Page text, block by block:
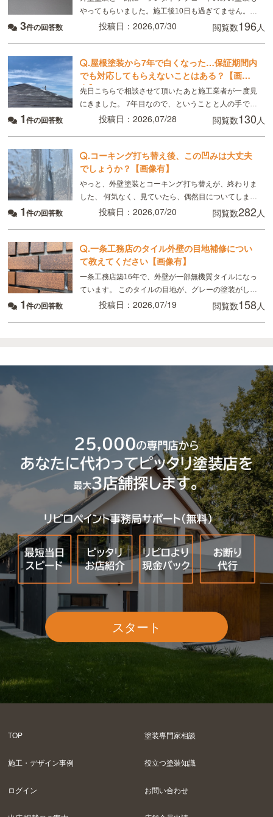
やってもらいました。施工後10日も過ぎてません。こ
れは普通ですか？
3件の回答数 投稿日：2026,07/30 閲覧数196人
.屋根塗装から7年で白くなった…保証期間内
でも対応してもらえないことはある？【画像
有】
先日こちらで相談させて頂いたあと施工業者が一度見
にきました。 7年目なので、ということと人の手で塗
るのでどうしてもムラはできる、板金部分はやはり経
1件の回答数 投稿日：2026,07/28 閲覧数130人
.コーキング打ち替え後、この凹みは大丈夫
でしょうか？【画像有】
やっと、外壁塗装とコーキング打ち替えが、終わりま
した、 何気なく、見ていたら、偶然目についてしまっ
たのですが、 画像のように コーキングの端にマイナ
1件の回答数 投稿日：2026,07/20 閲覧数282人
.一条工務店のタイル外壁の目地補修につい
て教えてください【画像有】
一条工務店築16年で、外壁が一部無機質タイルになっ
ています。 このタイルの目地が、グレーの塗装がして
あるのですが、かなり禿げてしまっていてるので補修
1件の回答数 投稿日：2026,07/19 閲覧数158人
スタート
TOP 塗装専門家相談
施工・デザイン事例 役立つ塗装知識
ログイン お問い合わせ